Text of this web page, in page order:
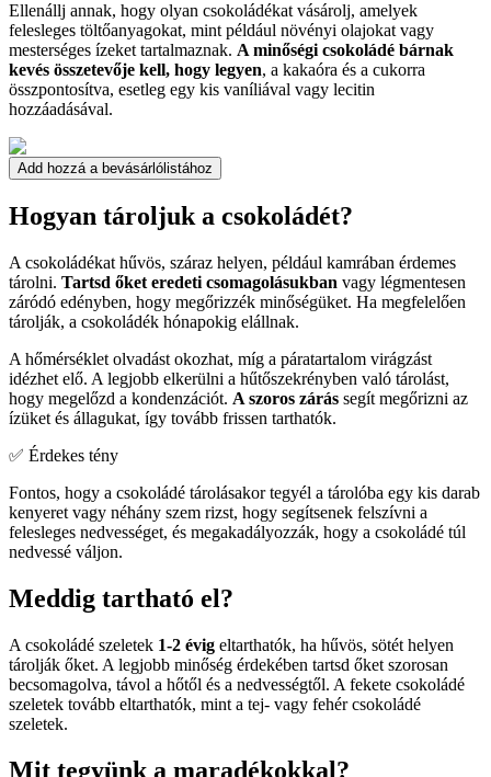
Ellenállj annak, hogy olyan csokoládékat vásárolj, amelyek
felesleges töltőanyagokat, mint például növényi olajokat vagy
mesterséges ízeket tartalmaznak. A minőségi csokoládé bárnak
kevés összetevője kell, hogy legyen, a kakaóra és a cukorra
összpontosítva, esetleg egy kis vaníliával vagy lecitin
hozzáadásával.
Add hozzá a bevásárlólistához
Hogyan tároljuk a csokoládét?
A csokoládékat hűvös, száraz helyen, például kamrában érdemes
tárolni. Tartsd őket eredeti csomagolásukban vagy légmentesen
záródó edényben, hogy megőrizzék minőségüket. Ha megfelelően
tárolják, a csokoládék hónapokig elállnak.
A hőmérséklet olvadást okozhat, míg a páratartalom virágzást
idézhet elő. A legjobb elkerülni a hűtőszekrényben való tárolást,
hogy megelőzd a kondenzációt. A szoros zárás segít megőrizni az
ízüket és állagukat, így tovább frissen tarthatók.
✅ Érdekes tény
Fontos, hogy a csokoládé tárolásakor tegyél a tárolóba egy kis darab
kenyeret vagy néhány szem rizst, hogy segítsenek felszívni a
felesleges nedvességet, és megakadályozzák, hogy a csokoládé túl
nedvessé váljon.
Meddig tartható el?
A csokoládé szeletek 1-2 évig eltarthatók, ha hűvös, sötét helyen
tárolják őket. A legjobb minőség érdekében tartsd őket szorosan
becsomagolva, távol a hőtől és a nedvességtől. A fekete csokoládé
szeletek tovább eltarthatók, mint a tej- vagy fehér csokoládé
szeletek.
Mit tegyünk a maradékokkal?